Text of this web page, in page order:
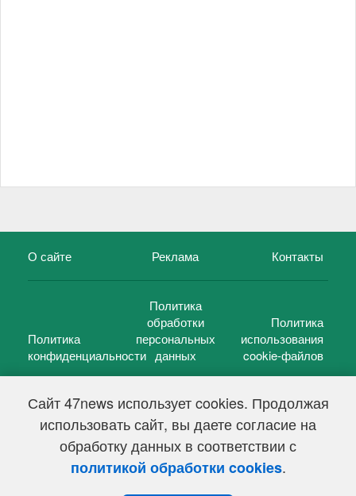
Сайт 47news использует cookies. Продолжая
использовать сайт, вы даете согласие на
обработку данных в соответствии с
политикой обработки cookies.
О сайте Реклама Контакты
Политика
конфиденциальности
Политика
обработки
персональных
данных
Политика
использования
cookie-файлов
47 новостей (47 news)2005 — 2026 г.
Свидетельство о регистрации СМИ Эл № ФС 77-39848, выдано
Федеральной службой по надзору в сфере связи,
информационных технологий и массовых коммуникаций